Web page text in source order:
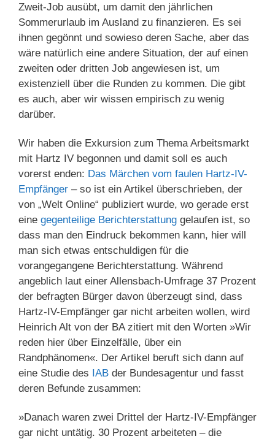
Zweit-Job ausübt, um damit den jährlichen
Sommerurlaub im Ausland zu finanzieren. Es sei
ihnen gegönnt und sowieso deren Sache, aber das
wäre natürlich eine andere Situation, der auf einen
zweiten oder dritten Job angewiesen ist, um
existenziell über die Runden zu kommen. Die gibt
es auch, aber wir wissen empirisch zu wenig
darüber.
Wir haben die Exkursion zum Thema Arbeitsmarkt
mit Hartz IV begonnen und damit soll es auch
vorerst enden: Das Märchen vom faulen Hartz-IV-
Empfänger – so ist ein Artikel überschrieben, der
von „Welt Online“ publiziert wurde, wo gerade erst
eine gegenteilige Berichterstattung gelaufen ist, so
dass man den Eindruck bekommen kann, hier will
man sich etwas entschuldigen für die
vorangegangene Berichterstattung. Während
angeblich laut einer Allensbach-Umfrage 37 Prozent
der befragten Bürger davon überzeugt sind, dass
Hartz-IV-Empfänger gar nicht arbeiten wollen, wird
Heinrich Alt von der BA zitiert mit den Worten »Wir
reden hier über Einzelfälle, über ein
Randphänomen«. Der Artikel beruft sich dann auf
eine Studie des IAB der Bundesagentur und fasst
deren Befunde zusammen:
»Danach waren zwei Drittel der Hartz-IV-Empfänger
gar nicht untätig. 30 Prozent arbeiteten – die